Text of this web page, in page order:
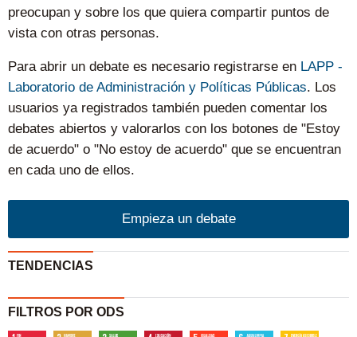
preocupan y sobre los que quiera compartir puntos de
vista con otras personas.
Para abrir un debate es necesario registrarse en LAPP -
Laboratorio de Administración y Políticas Públicas. Los
usuarios ya registrados también pueden comentar los
debates abiertos y valorarlos con los botones de "Estoy
de acuerdo" o "No estoy de acuerdo" que se encuentran
en cada uno de ellos.
Empieza un debate
TENDENCIAS
FILTROS POR ODS